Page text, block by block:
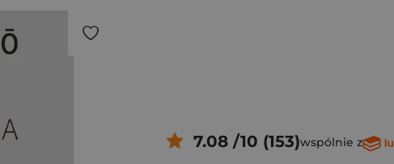
7.08 /10 (153)wspólnie z